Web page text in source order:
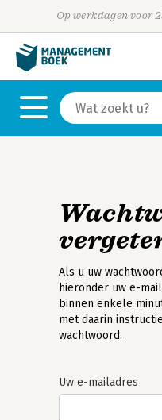
Op werkdagen voor
Als u uw
hieronder uw e-
binnen enkele
met daarin
wachtwoord.
Uw e-mailadres